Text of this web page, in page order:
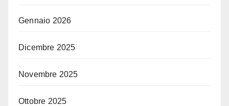
Gennaio 2026
Dicembre 2025
Novembre 2025
Ottobre 2025